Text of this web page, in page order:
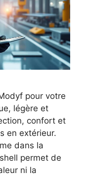
pour votre
légère et
confort et
en extérieur.
dans la
permet de
ni la